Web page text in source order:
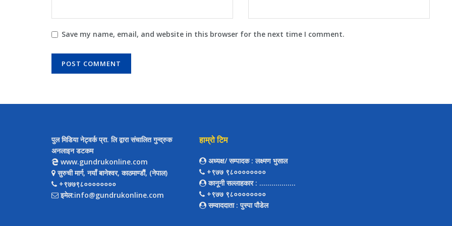
Save my name, email, and website in this browser for the next time I comment.
पुल मिडिया नेट्वर्क प्रा. लि द्वारा संचालित गुन्द्रुक
अनलाइन डटकम
www.gundrukonline.com
सुरुची मार्ग, नयाँ बानेश्वर, काठमाण्डौैं, (नेपाल)
+९७७९८००००००००
इमेल:info@gundrukonline.com
हाम्रो टिम
अध्यक्ष/ सम्पादक: लक्ष्मण भुसाल
+९७७ ९८००००००००
कानूनी सल्लाहकार: ..................
+९७७ ९८००००००००
सम्वाददाता: पुस्पा पौडेल